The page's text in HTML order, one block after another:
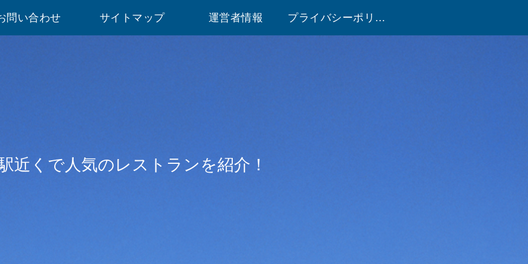
近くで人気のレストランを紹介！
問い合わせ サイトマップ 運営者情報 プライバシーポリシー